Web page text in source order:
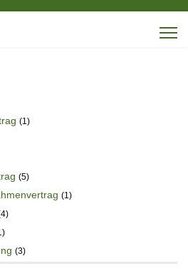
(1)
(5)
(1)
(3)